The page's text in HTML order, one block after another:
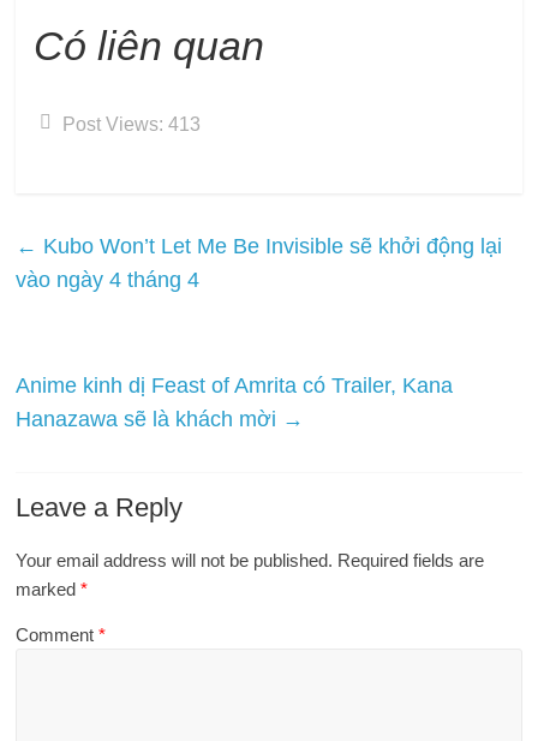
Có liên quan
Post Views: 413
← Kubo Won’t Let Me Be Invisible sẽ khởi động lại
vào ngày 4 tháng 4
Anime kinh dị Feast of Amrita có Trailer, Kana
Hanazawa sẽ là khách mời →
Leave a Reply
Your email address will not be published. Required fields are
marked*
Comment*